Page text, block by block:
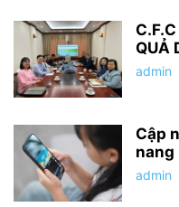
QUẢ
admin
Cập
nang
admin